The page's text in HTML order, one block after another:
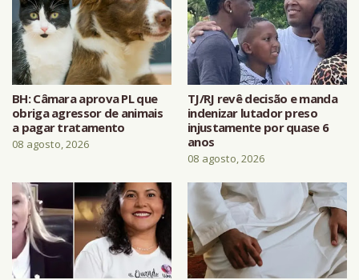
BH: Câmara aprova PL que
obriga agressor de animais
a pagar tratamento
08 agosto, 2026
TJ/RJ revê decisão e manda
indenizar lutador preso
injustamente por quase 6
anos
08 agosto, 2026